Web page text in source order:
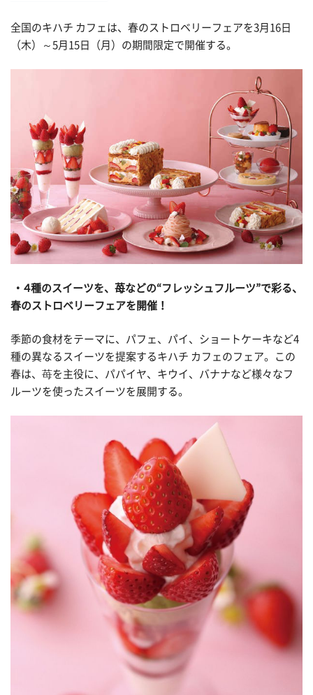
全国のキハチ カフェは、春のストロベリーフェアを3月16日
（木）～5月15日（月）の期間限定で開催する。
・４種のスイーツを、苺などの“フレッシュフルーツ”で彩る、
春のストロベリーフェアを開催！
季節の食材をテーマに、パフェ、パイ、ショートケーキなど4
種の異なるスイーツを提案するキハチ カフェのフェア。この
春は、苺を主役に、パパイヤ、キウイ、バナナなど様々なフ
ルーツを使ったスイーツを展開する。